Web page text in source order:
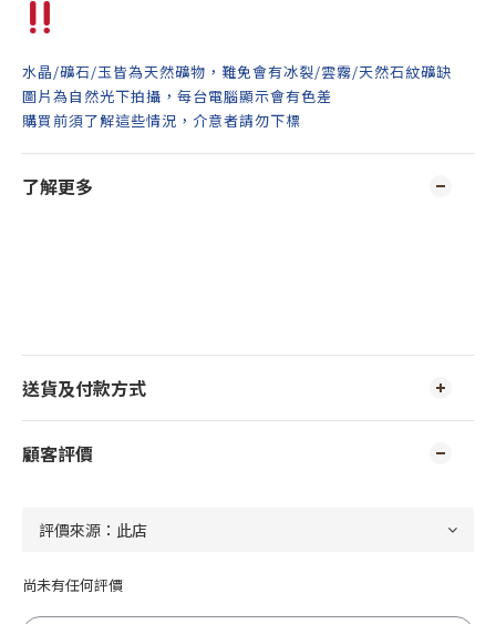
水晶/礦石/玉皆為天然礦物，難免會有冰裂/雲霧/天然石紋礦缺
圖片為自然光下拍攝，每台電腦顯示會有色差
購買前須了解這些情況，介意者請勿下標
了解更多
送貨及付款方式
顧客評價
尚未有任何評價